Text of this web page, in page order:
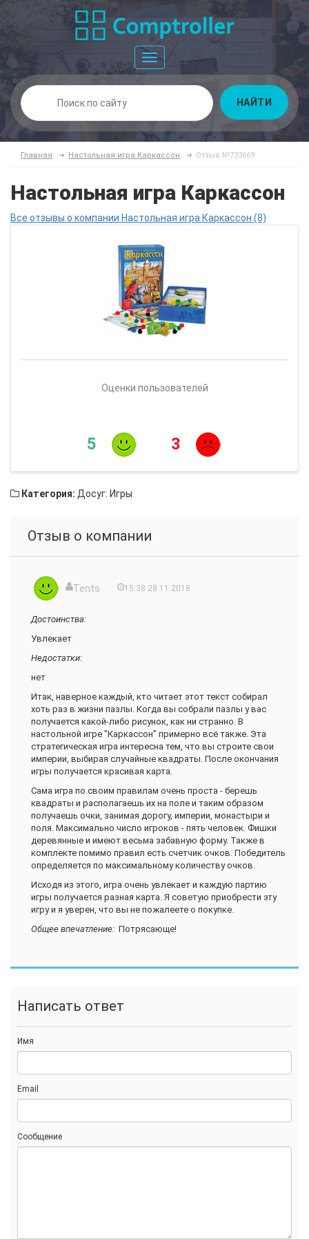
Toggle
navigation
НАЙТИ
Главная Настольная игра Каркассон Отзыв №733669
Настольная игра Каркассон
Все отзывы о компании Настольная игра Каркассон (8)
Оценки пользователей
5 3
Категория: Досуг: Игры
Отзыв о компании
Tents 15:38 28.11.2018
Достоинства:
Увлекает
Недостатки:
нет
Итак, наверное каждый, кто читает этот текст собирал
хоть раз в жизни пазлы. Когда вы собрали пазлы у вас
получается какой-либо рисунок, как ни странно. В
настольной игре "Каркассон" примерно всё также. Эта
стратегическая игра интересна тем, что вы строите свои
империи, выбирая случайные квадраты. После окончания
игры получается красивая карта.
Сама игра по своим правилам очень проста - берешь
квадраты и располагаешь их на поле и таким образом
получаешь очки, занимая дорогу, империи, монастыри и
поля. Максимально число игроков - пять человек. Фишки
деревянные и имеют весьма забавную форму. Также в
комплекте помимо правил есть счетчик очков. Победитель
определяется по максимальному количеству очков.
Исходя из этого, игра очень увлекает и каждую партию
игры получается разная карта. Я советую приобрести эту
игру и я уверен, что вы не пожалеете о покупке.
Общее впечатление: Потрясающе!
Написать ответ
Имя
Email
Сообщение